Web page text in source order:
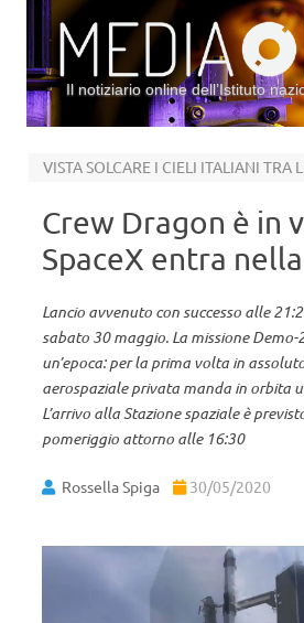
Il notiziario online dell’Istituto
Crew Dragon è in
SpaceX entra
Lancio avvenuto con successo alle
sabato 30 maggio. La missione
un’epoca: per la prima volta in
aerospaziale privata manda in orbita
L’arrivo alla Stazione spaziale è
pomeriggio attorno alle 16:30
Rossella Spiga 30/05/2020